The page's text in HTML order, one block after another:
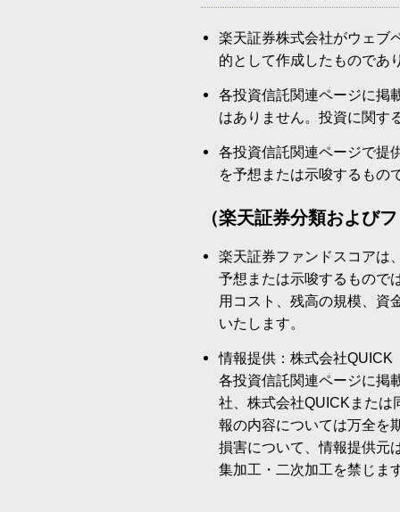
楽天証券株式会社がウェブ
的として作成したものであ
各投資信託関連ページに掲
はありません。投資に関す
各投資信託関連ページで提
を予想または示唆するもの
（楽天証券分類および
楽天証券ファンドスコアは
予想または示唆するもので
用コスト、残高の規模、資
いたします。
情報提供：株式会社QUICK
各投資信託関連ページに掲
社、株式会社QUICKまたは
報の内容については万全を
損害について、情報提供元
集加工・二次加工を禁じま